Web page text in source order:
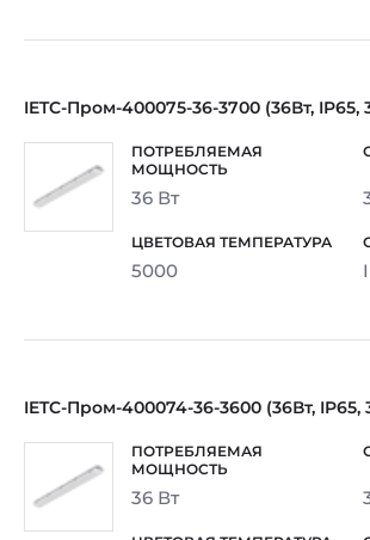
IETC-Пром-400075-36-3700 (36Вт,
36 Вт
5000
IETC-Пром-400074-36-3600 (36Вт,
36 Вт